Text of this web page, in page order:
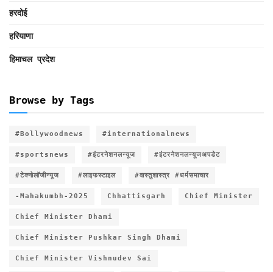
हरदोई
हरियाणा
हिमाचल प्रदेश
Browse by Tags
#Bollywoodnews #internationalnews
#sportsnews #इंटरनेशनलन्यूज #इंटरनेशनलन्यूजअपडेट
#टेक्नोलॉजीन्यूज #लाइफस्टाइल #वास्तुशास्त्र #धर्मसमाचार
-Mahakumbh-2025 Chhattisgarh Chief Minister
Chief Minister Dhami
Chief Minister Pushkar Singh Dhami
Chief Minister Vishnudev Sai